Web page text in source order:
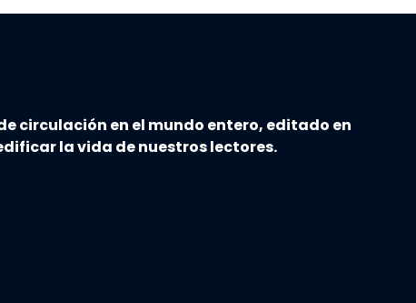
circulación en el mundo entero, editado en
la vida de nuestros lectores.